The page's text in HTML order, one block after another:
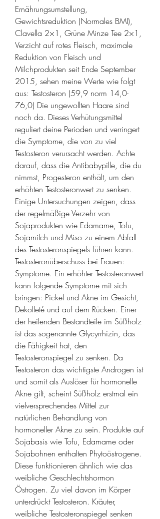
Ernährungsumstellung,
Gewichtsreduktion (Normales BMI),
Clavella 2×1, Grüne Minze Tee 2×1,
Verzicht auf rotes Fleisch, maximale
Reduktion von Fleisch und
Milchprodukten seit Ende September
2015, sehen meine Werte wie folgt
aus: Testosteron (59,9 norm 14,0-
76,0) Die ungewollten Haare sind
noch da. Dieses Verhütungsmittel
reguliert deine Perioden und verringert
die Symptome, die von zu viel
Testosteron verursacht werden. Achte
darauf, dass die Antibabypille, die du
nimmst, Progesteron enthält, um den
erhöhten Testosteronwert zu senken.
Einige Untersuchungen zeigen, dass
der regelmäßige Verzehr von
Sojaprodukten wie Edamame, Tofu,
Sojamilch und Miso zu einem Abfall
des Testosteronspiegels führen kann.
Testosteronüberschuss bei Frauen:
Symptome. Ein erhöhter Testosteronwert
kann folgende Symptome mit sich
bringen: Pickel und Akne im Gesicht,
De­kolle­té und auf dem Rücken. Einer
der heilenden Bestandteile im Süßholz
ist das sogenannte Glycyrrhizin, das
die Fähigkeit hat, den
Testosteronspiegel zu senken. Da
Testosteron das wichtigste Androgen ist
und somit als Auslöser für hormonelle
Akne gilt, scheint Süßholz erstmal ein
vielversprechendes Mittel zur
natürlichen Behandlung von
hormoneller Akne zu sein. Produkte auf
Sojabasis wie Tofu, Edamame oder
Sojabohnen enthalten Phytoöstrogene.
Diese funktionieren ähnlich wie das
weibliche Geschlechtshormon
Östrogen. Zu viel davon im Körper
unterdrückt Testosteron. Kräuter,
weibliche Testosteronspiegel senken